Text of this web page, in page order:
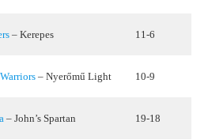
– Kerepes 11-6
– Nyerőmű Light 10-9
– John’s Spartan 19-18